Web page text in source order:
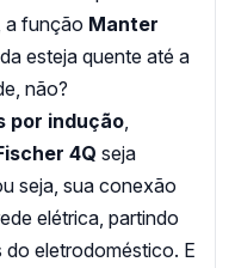
a função Manter
esteja quente até a
não?
por indução
4Q seja
seja, sua conexão
elétrica, partindo
eletrodoméstico. E